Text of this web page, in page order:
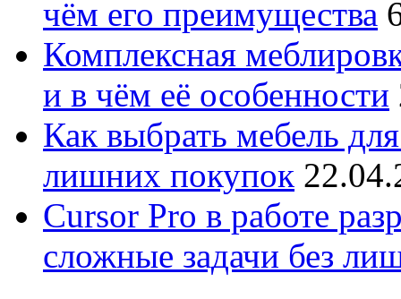
чём его преимущества
Комплексная
и в чём её особенности
Как выбрать мебель
лишних покупок
Cursor Pro в работе
сложные задачи без